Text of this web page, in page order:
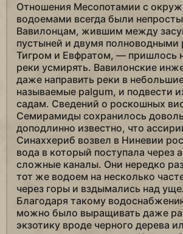
Отношения Месопотамии с
водоемами всегда были
Вавилонцам, жившим между
пустыней и двумя
Тигром и Евфратом, — пришлось
реки усмирять. Вавилонские
даже направить реки в
называемые palgum, и подвести
садам. Сведений о роскошных
Семирамиды сохранилось
доподлинно известно, что
Синаххериб возвел в Ниневии
вода в который поступала через
сложные каналы. Они нередко
тот же водоем на несколько
через горы и вздымались над
Благодаря такому
можно было выращивать даже
экзотику вроде черного дерева